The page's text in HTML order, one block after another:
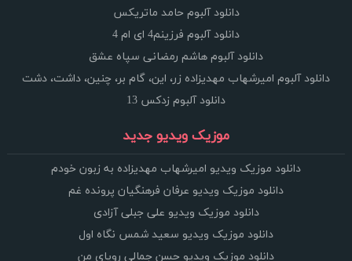
دانلود آلبوم حامد ماتریکس
دانلود آلبوم فرزینم4 ای ام 4
دانلود آلبوم هاشم رمضانی سپاه عشق
دانلود آلبوم امیرشهاب مهدیزاده زر، این، گام بر، چنین، داشت، دشت
دانلود آلبوم زدکس 13
موزیک ویدیو جدید
دانلود موزیک ویدیو امیرشهاب مهدیزاده به زبون خودم
دانلود موزیک ویدیو عرفان فرهنگیان پرونده غم
دانلود موزیک ویدیو علی جبلی آزادی
دانلود موزیک ویدیو سعید شمس نگاه اول
دانلود موزیک ویدیو حسن جمالی رویای من